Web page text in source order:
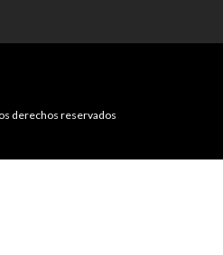
derechos reservados